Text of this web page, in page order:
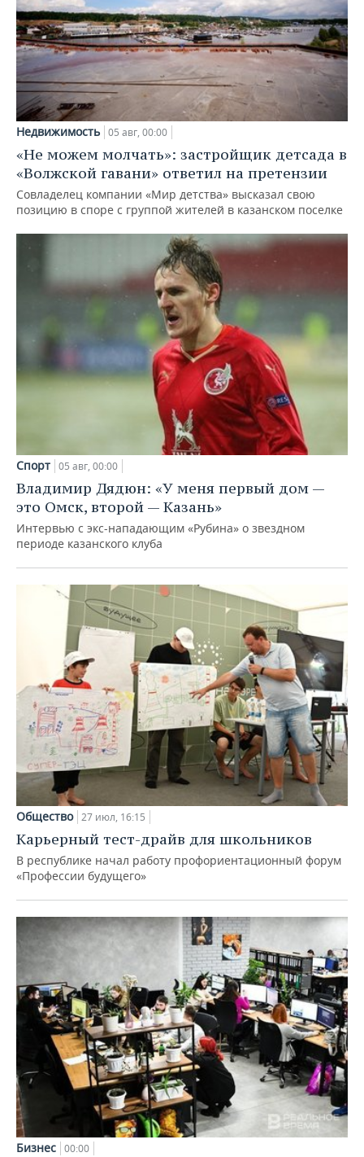
Недвижимость 05 авг, 00:00
«Не можем молчать»: застройщик детсада в
«Волжской гавани» ответил на претензии
Совладелец компании «Мир детства» высказал свою
позицию в споре с группой жителей в казанском поселке
Спорт 05 авг, 00:00
Владимир Дядюн: «У меня первый дом —
это Омск, второй — Казань»
Интервью с экс-нападающим «Рубина» о звездном
периоде казанского клуба
Общество 27 июл, 16:15
Карьерный тест-драйв для школьников
В республике начал работу профориентационный форум
«Профессии будущего»
Бизнес 00:00